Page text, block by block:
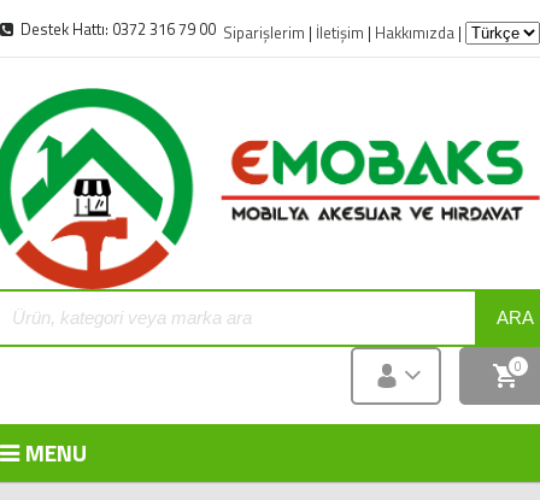
Destek Hattı: 0372 316 79 00 Siparişlerim | İletişim | Hakkımızda |
ARA
0
MENU